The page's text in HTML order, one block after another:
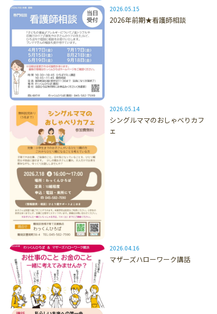
2026.05.15
2026年前期★看護師相談
2026.05.14
シングルママのおしゃべりカフ
ェ
2026.04.16
マザーズハローワーク講話